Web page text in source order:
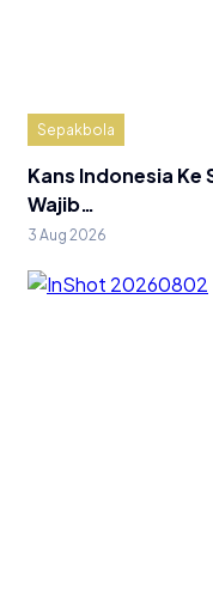
Sepakbola
Kans Indonesia Ke
Wajib…
3 Aug 2026